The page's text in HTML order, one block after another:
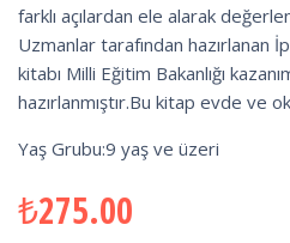
farklı açılardan ele alarak
Uzmanlar tarafından hazırlanan
kitabı Milli Eğitim Bakanlığı
hazırlanmıştır.Bu kitap evde ve
Yaş Grubu:9 yaş ve üzeri
₺275.00